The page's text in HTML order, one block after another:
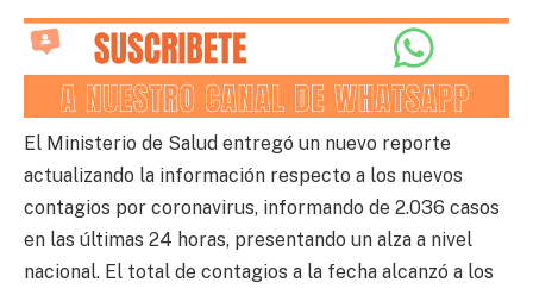
El Ministerio de Salud entregó un nuevo reporte
actualizando la información respecto a los nuevos
contagios por coronavirus, informando de 2.036 casos
en las últimas 24 horas, presentando un alza a nivel
nacional. El total de contagios a la fecha alcanzó a los